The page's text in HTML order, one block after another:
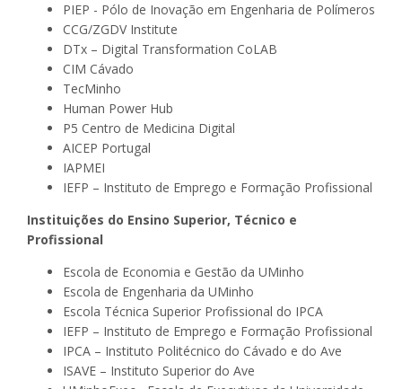
PIEP - Pólo de Inovação em Engenharia de Polímeros
CCG/ZGDV Institute
DTx – Digital Transformation CoLAB
CIM Cávado
TecMinho
Human Power Hub
P5 Centro de Medicina Digital
AICEP Portugal
IAPMEI
IEFP – Instituto de Emprego e Formação Profissional
Instituições do Ensino Superior, Técnico e
Profissional
Escola de Economia e Gestão da UMinho
Escola de Engenharia da UMinho
Escola Técnica Superior Profissional do IPCA
IEFP – Instituto de Emprego e Formação Profissional
IPCA – Instituto Politécnico do Cávado e do Ave
ISAVE – Instituto Superior do Ave